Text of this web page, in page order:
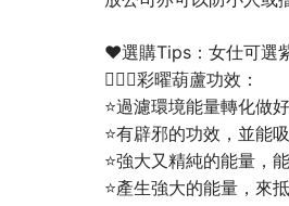
❤選購Tips：女仕可選
💁🏼‍♀️彩曜葫蘆功效：
⭐過濾環境能量轉化做
⭐有辟邪的功效，並能
⭐強大又精純的能量，
⭐產生強大的能量，來